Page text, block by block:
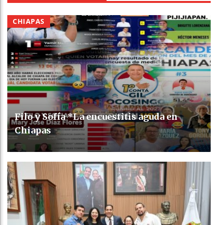
CHIAPAS
Filo y Sofía *La encuestitis aguda en
Chiapas